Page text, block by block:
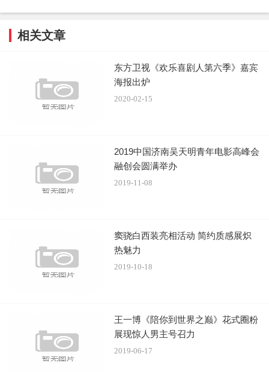
相关文章
东方卫视《欢乐喜剧人第六季》嘉宾
海报出炉
2020-02-15
2019中国济南吴天明青年电影高峰会
融创会圆满举办
2019-11-08
窦骁白西装亮相活动 简约质感展炽
热魅力
2019-10-18
王一博《陪你到世界之巅》花式圈粉
展现惊人男主号召力
2019-06-17